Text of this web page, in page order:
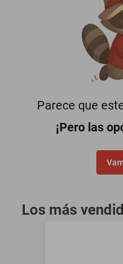
Parece que
¡Pero las
Los más
motoneta
oppo